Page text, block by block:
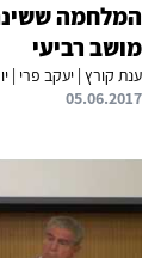
המלחמה
מושב רביעי
ענת קורץ | יעקב פרי |
05.06.2017